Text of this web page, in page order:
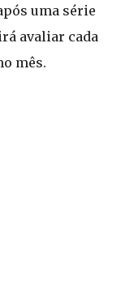
uma série
avaliar cada
mês.